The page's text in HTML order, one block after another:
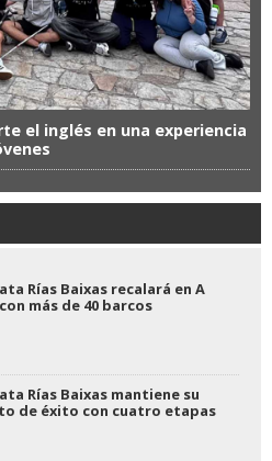
el inglés en una experiencia
Rías Baixas recalará en A
más de 40 barcos
Rías Baixas mantiene su
de éxito con cuatro etapas